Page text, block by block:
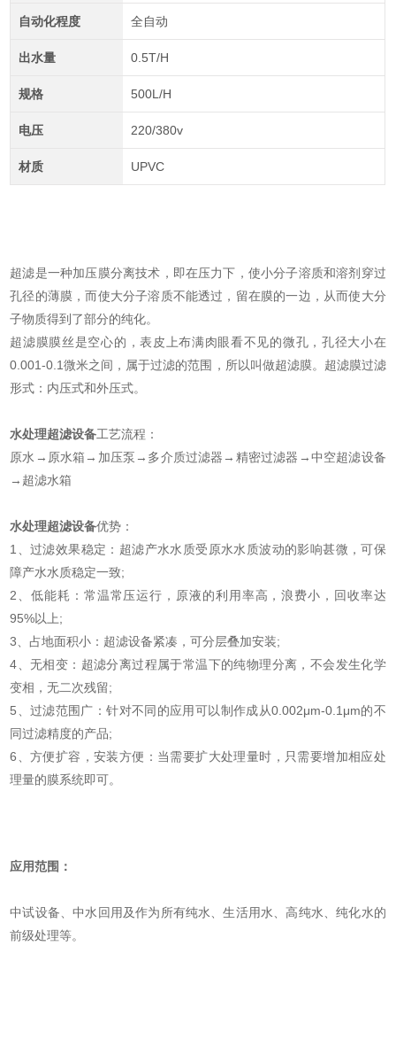
自动化程度 全自动
出水量 0.5T/H
规格 500L/H
电压 220/380v
材质 UPVC
超滤是一种加压膜分离技术，即在压力下，使小分子溶质和溶剂穿过
孔径的薄膜，而使大分子溶质不能透过，留在膜的一边，从而使大分
子物质得到了部分的纯化。
超滤膜膜丝是空心的，表皮上布满肉眼看不见的微孔，孔径大小在
0.001-0.1微米之间，属于过滤的范围，所以叫做超滤膜。超滤膜过滤
形式：内压式和外压式。
水处理超滤设备工艺流程：
原水→原水箱→加压泵→多介质过滤器→精密过滤器→中空超滤设备
→超滤水箱
水处理超滤设备优势：
1、过滤效果稳定：超滤产水水质受原水水质波动的影响甚微，可保
障产水水质稳定一致;
2、低能耗：常温常压运行，原液的利用率高，浪费小，回收率达
95%以上;
3、占地面积小：超滤设备紧凑，可分层叠加安装;
4、无相变：超滤分离过程属于常温下的纯物理分离，不会发生化学
变相，无二次残留;
5、过滤范围广：针对不同的应用可以制作成从0.002μm-0.1μm的不
同过滤精度的产品;
6、方便扩容，安装方便：当需要扩大处理量时，只需要增加相应处
理量的膜系统即可。
应用范围：
中试设备、中水回用及作为所有纯水、生活用水、高纯水、纯化水的
前级处理等。